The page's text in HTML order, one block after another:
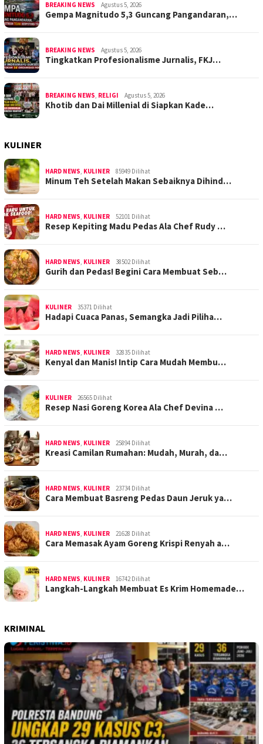
BREAKING NEWS Agustus 5, 2026
Gempa Magnitudo 5,3 Guncang Pangandaran,…
BREAKING NEWS Agustus 5, 2026
Tingkatkan Profesionalisme Jurnalis, FKJ…
BREAKING NEWS, RELIGI Agustus 5, 2026
Khotib dan Dai Millenial di Siapkan Kade…
KULINER
HARD NEWS, KULINER 85949 Dilihat
Minum Teh Setelah Makan Sebaiknya Dihind…
HARD NEWS, KULINER 52101 Dilihat
Resep Kepiting Madu Pedas Ala Chef Rudy …
HARD NEWS, KULINER 38502 Dilihat
Gurih dan Pedas! Begini Cara Membuat Seb…
KULINER 35371 Dilihat
Hadapi Cuaca Panas, Semangka Jadi Piliha…
HARD NEWS, KULINER 32835 Dilihat
Kenyal dan Manis! Intip Cara Mudah Membu…
KULINER 26565 Dilihat
Resep Nasi Goreng Korea Ala Chef Devina …
HARD NEWS, KULINER 25894 Dilihat
Kreasi Camilan Rumahan: Mudah, Murah, da…
HARD NEWS, KULINER 23734 Dilihat
Cara Membuat Basreng Pedas Daun Jeruk ya…
HARD NEWS, KULINER 21628 Dilihat
Cara Memasak Ayam Goreng Krispi Renyah a…
HARD NEWS, KULINER 16742 Dilihat
Langkah-Langkah Membuat Es Krim Homemade…
KRIMINAL